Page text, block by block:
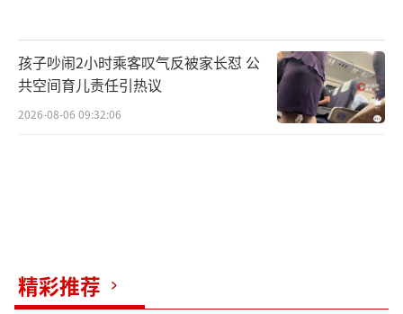
孩子吵闹2小时乘客叹气反被家长怼 公
共空间育儿责任引热议
2026-08-06 09:32:06
精彩推荐